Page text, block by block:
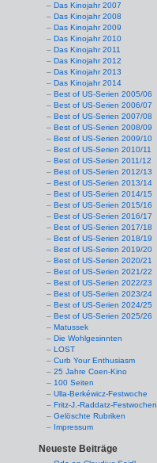
Das Kinojahr 2007
Das Kinojahr 2008
Das Kinojahr 2009
Das Kinojahr 2010
Das Kinojahr 2011
Das Kinojahr 2012
Das Kinojahr 2013
Das Kinojahr 2014
Best of US-Serien 2005/06
Best of US-Serien 2006/07
Best of US-Serien 2007/08
Best of US-Serien 2008/09
Best of US-Serien 2009/10
Best of US-Serien 2010/11
Best of US-Serien 2011/12
Best of US-Serien 2012/13
Best of US-Serien 2013/14
Best of US-Serien 2014/15
Best of US-Serien 2015/16
Best of US-Serien 2016/17
Best of US-Serien 2017/18
Best of US-Serien 2018/19
Best of US-Serien 2019/20
Best of US-Serien 2020/21
Best of US-Serien 2021/22
Best of US-Serien 2022/23
Best of US-Serien 2023/24
Best of US-Serien 2024/25
Best of US-Serien 2025/26
Matussek
Die Wohlgesinnten
LOST
Curb Your Enthusiasm
25 Jahre Coen-Kino
100 Seiten
Ulla-Berkéwicz-Festwoche
Fritz-J.-Raddatz-Festwochen
Gelöschte Rubriken
Impressum
Neueste Beiträge